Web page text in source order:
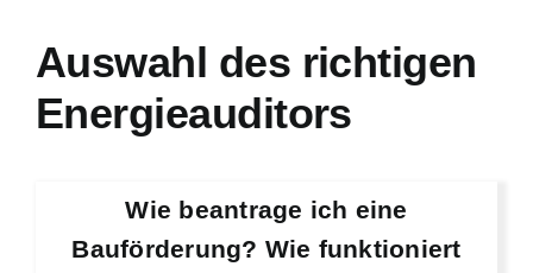
Auswahl des richtigen
Energieauditors
Wie beantrage ich eine
Bauförderung? Wie funktioniert